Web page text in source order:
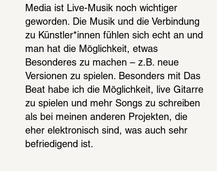
Media ist Live-Musik noch wichtiger
geworden. Die Musik und die Verbindung
zu Künstler*innen fühlen sich echt an und
man hat die Möglichkeit, etwas
Besonderes zu machen – z.B. neue
Versionen zu spielen. Besonders mit Das
Beat habe ich die Möglichkeit, live Gitarre
zu spielen und mehr Songs zu schreiben
als bei meinen anderen Projekten, die
eher elektronisch sind, was auch sehr
befriedigend ist.